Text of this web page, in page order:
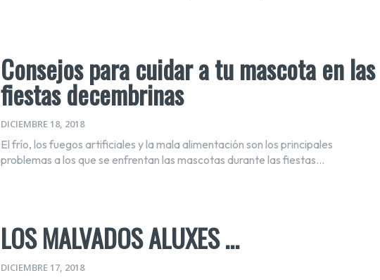
Consejos para cuidar a tu mascota en las
fiestas decembrinas
DICIEMBRE 18, 2018
El frío, los fuegos artificiales y la mala alimentación son los principales
problemas a los que se enfrentan las mascotas durante las fiestas...
LOS MALVADOS ALUXES …
DICIEMBRE 17, 2018